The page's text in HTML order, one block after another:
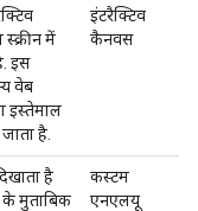
में
इस
वेब
इस्तेमाल
है.
इंटरैक्टिव
कैनवस
है
मुताबिक
कस्टम
एनएलयू